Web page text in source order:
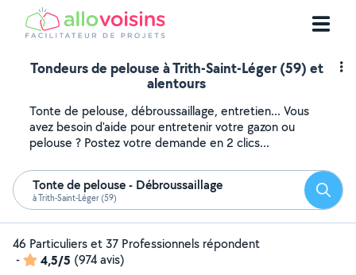
Tondeurs de pelouse à Trith-Saint-Léger (59) et
alentours
Tonte de pelouse, débroussaillage, entretien... Vous
avez besoin d'aide pour entretenir votre gazon ou
pelouse ? Postez votre demande en 2 clics...
Tonte de pelouse - Débroussaillage
à Trith-Saint-Léger (59)
46 Particuliers et 37 Professionnels répondent
-
4,5/5 (974 avis)